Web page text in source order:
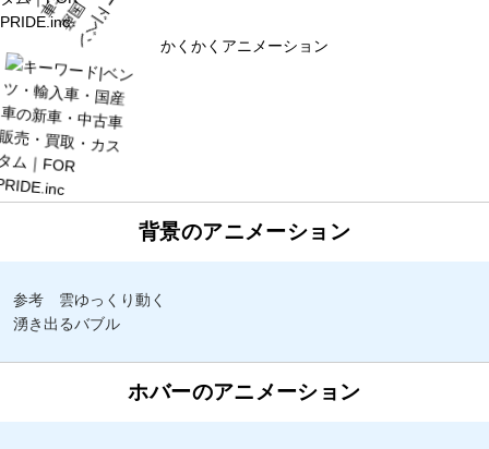
かくかくアニメーション
背景のアニメーション
参考 雲ゆっくり動く
湧き出るバブル
ホバーのアニメーション